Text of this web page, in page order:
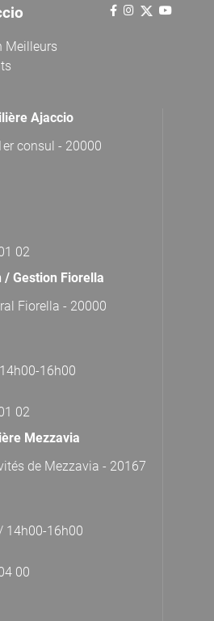
Meilleurs
Ajaccio
consul - 20000
02
/ Gestion Fiorella
Fiorella - 20000
16h00
02
Mezzavia
de Mezzavia - 20167
14h00-16h00
00